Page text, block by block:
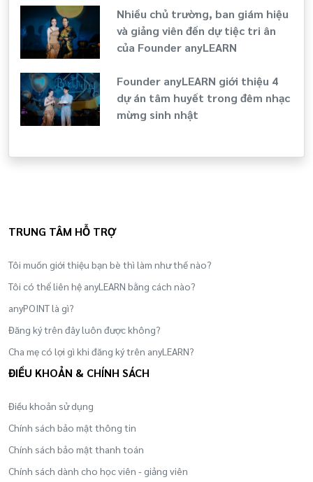
Nhiều chủ trường, ban giám hiệu
và giảng viên đến dự tiệc tri ân
của Founder anyLEARN
Founder anyLEARN giới thiệu 4
dự án tâm huyết trong đêm nhạc
mừng sinh nhật
TRUNG TÂM HỖ TRỢ
Tôi muốn giới thiệu bạn bè thì làm như thế nào?
Tôi có thể liên hệ anyLEARN bằng cách nào?
anyPOINT là gì?
Đăng ký trên đây luôn được không?
Cha mẹ có lợi gì khi đăng ký trên anyLEARN?
ĐIỀU KHOẢN & CHÍNH SÁCH
Điều khoản sử dụng
Chính sách bảo mật thông tin
Chính sách bảo mật thanh toán
Chính sách dành cho học viên - giảng viên